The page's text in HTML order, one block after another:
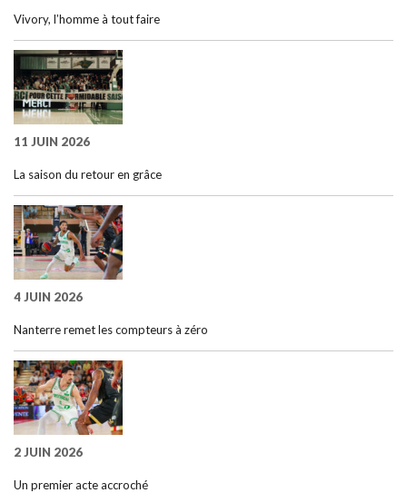
Vivory, l’homme à tout faire
11 JUIN 2026
La saison du retour en grâce
4 JUIN 2026
Nanterre remet les compteurs à zéro
2 JUIN 2026
Un premier acte accroché